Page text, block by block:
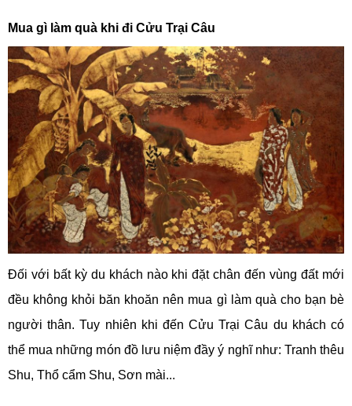
Mua gì làm quà khi đi Cửu Trại Câu
Đối với bất kỳ du khách nào khi đặt chân đến vùng đất mới
đều không khỏi băn khoăn nên mua gì làm quà cho bạn bè
người thân. Tuy nhiên khi đến Cửu Trại Câu du khách có
thể mua những món đồ lưu niệm đầy ý nghĩ như: Tranh thêu
Shu, Thổ cẩm Shu, Sơn mài...